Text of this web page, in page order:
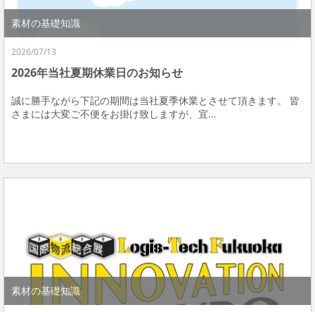
素材の基礎知識
2026/07/13
2026年当社夏期休業日のお知らせ
誠に勝手ながら下記の期間は当社夏季休業とさせて頂きます。 皆
さまには大変ご不便をお掛け致しますが、宜...
素材の基礎知識